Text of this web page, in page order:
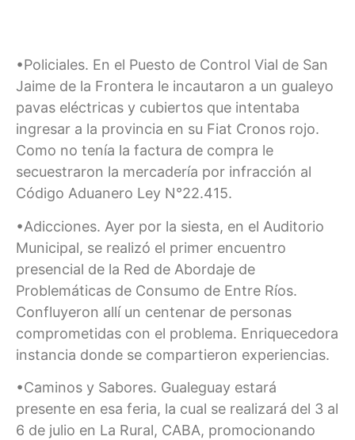
•Policiales. En el Puesto de Control Vial de San
Jaime de la Frontera le incautaron a un gualeyo
pavas eléctricas y cubiertos que intentaba
ingresar a la provincia en su Fiat Cronos rojo.
Como no tenía la factura de compra le
secuestraron la mercadería por infracción al
Código Aduanero Ley N°22.415.
•Adicciones. Ayer por la siesta, en el Auditorio
Municipal, se realizó el primer encuentro
presencial de la Red de Abordaje de
Problemáticas de Consumo de Entre Ríos.
Confluyeron allí un centenar de personas
comprometidas con el problema. Enriquecedora
instancia donde se compartieron experiencias.
•Caminos y Sabores. Gualeguay estará
presente en esa feria, la cual se realizará del 3 al
6 de julio en La Rural, CABA, promocionando